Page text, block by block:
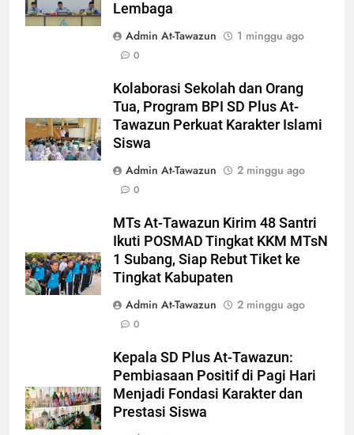
Lembaga
Admin At-Tawazun
1 minggu ago
0
Kolaborasi Sekolah dan Orang
Tua, Program BPI SD Plus At-
Tawazun Perkuat Karakter Islami
Siswa
Admin At-Tawazun
2 minggu ago
0
MTs At-Tawazun Kirim 48 Santri
Ikuti POSMAD Tingkat KKM MTsN
1 Subang, Siap Rebut Tiket ke
Tingkat Kabupaten
Admin At-Tawazun
2 minggu ago
0
Kepala SD Plus At-Tawazun:
Pembiasaan Positif di Pagi Hari
Menjadi Fondasi Karakter dan
Prestasi Siswa